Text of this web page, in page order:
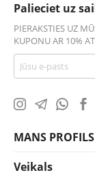
Palieciet uz
PIERAKSTIES UZ
KUPONU AR 10%
MANS PROFILS
Veikals